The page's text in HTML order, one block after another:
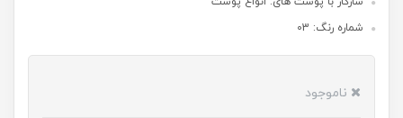
شماره رنگ: 03
ناموجود